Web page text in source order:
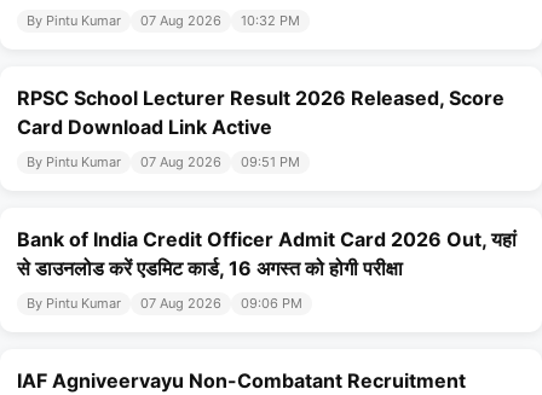
By Pintu Kumar 07 Aug 2026 10:32 PM
RPSC School Lecturer Result 2026 Released, Score
Card Download Link Active
By Pintu Kumar 07 Aug 2026 09:51 PM
Bank of India Credit Officer Admit Card 2026 Out, यहां
से डाउनलोड करें एडमिट कार्ड, 16 अगस्त को होगी परीक्षा
By Pintu Kumar 07 Aug 2026 09:06 PM
IAF Agniveervayu Non-Combatant Recruitment